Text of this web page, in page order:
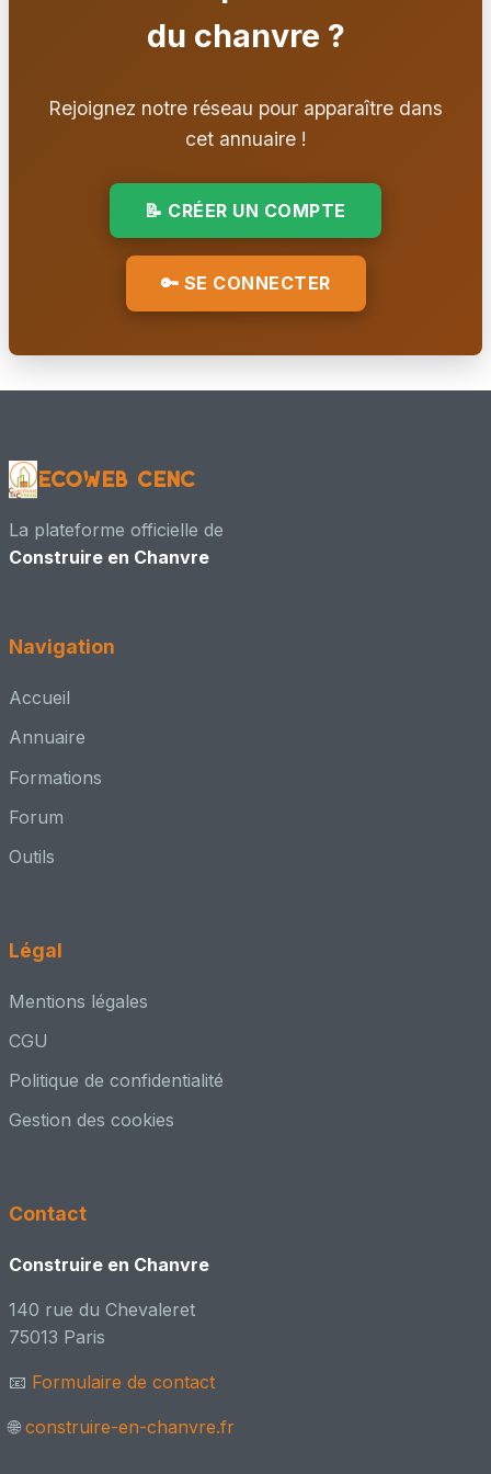
Maître d'œuvre – conception + chantier
📍 BRUYÈRES, Grand Est
📍 REIMS, 51 - Marne
Formateur
Maître d'œuvre – conception + chantier
ERIC FOUCHE ARCHITECTE DPLG
Architecte – conception + MOE
👥 Adhérent CenC
👥 Adhérent CenC
Architecte – conception / PC
👥 Adhérent CenC 📸 1 réalisation
📍 Villeneuve d'Ascq, HAUTS-DE-FRANCE
👥 Adhérent CenC
FRD-CODEM
Ingénieur / Bureau d'étude
du chanvre ?
Rejoignez notre réseau pour apparaître dans
cet annuaire !
📝 CRÉER UN COMPTE
🔑 SE CONNECTER
EcoWeb CenC
La plateforme officielle de
Construire en Chanvre
Navigation
Accueil
Annuaire
Formations
Forum
Outils
Légal
Mentions légales
CGU
Politique de confidentialité
Gestion des cookies
Contact
Construire en Chanvre
140 rue du Chevaleret
75013 Paris
📧 Formulaire de contact
🌐 construire-en-chanvre.fr